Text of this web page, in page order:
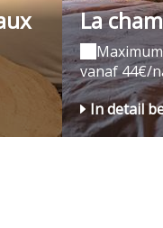
La
vanaf 44€/
In detail